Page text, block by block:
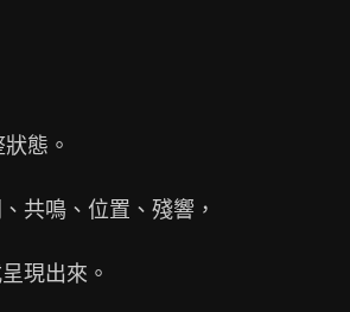
態。
共鳴、位置、殘響，
現出來。